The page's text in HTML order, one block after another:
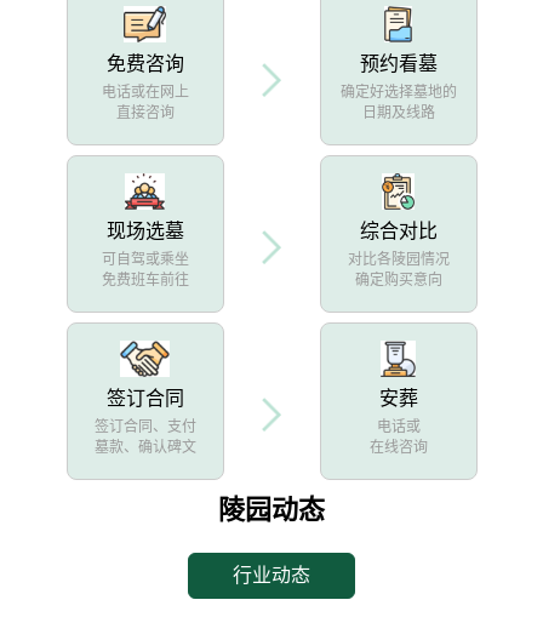
免费咨询
电话或在网上
直接咨询
预约看墓
确定好选择墓地的
日期及线路
现场选墓
可自驾或乘坐
免费班车前往
综合对比
对比各陵园情况
确定购买意向
签订合同
签订合同、支付
墓款、确认碑文
安葬
电话或
在线咨询
陵园动态
行业动态